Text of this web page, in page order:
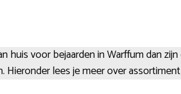
huis voor bejaarden in Warffum dan
lees je meer over